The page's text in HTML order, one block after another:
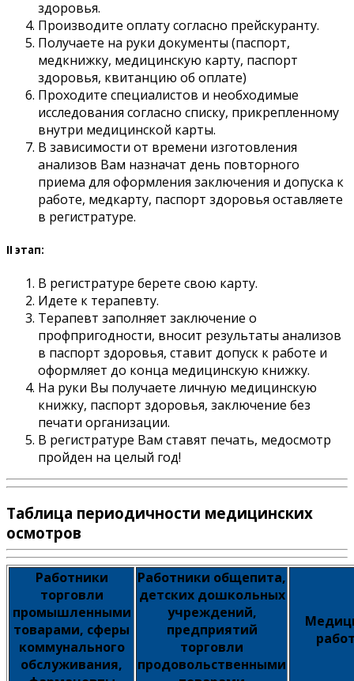
здоровья.
Производите оплату согласно прейскуранту.
Получаете на руки документы (паспорт,
медкнижку, медицинскую карту, паспорт
здоровья, квитанцию об оплате)
Проходите специалистов и необходимые
исследования согласно списку, прикрепленному
внутри медицинской карты.
В зависимости от времени изготовления
анализов Вам назначат день повторного
приема для оформления заключения и допуска к
работе, медкарту, паспорт здоровья оставляете
в регистратуре.
II этап:
В регистратуре берете свою карту.
Идете к терапевту.
Терапевт заполняет заключение о
профпригодности, вносит результаты анализов
в паспорт здоровья, ставит допуск к работе и
оформляет до конца медицинскую книжку.
На руки Вы получаете личную медицинскую
книжку, паспорт здоровья, заключение без
печати организации.
В регистратуре Вам ставят печать, медосмотр
пройден на целый год!
Таблица периодичности медицинских
осмотров
Работники
торговли
промышленными
товарами, сферы
коммунального
обслуживания,
Работники общепита,
детских дошкольных
учреждений,
предприятий
торговли
продовольственными